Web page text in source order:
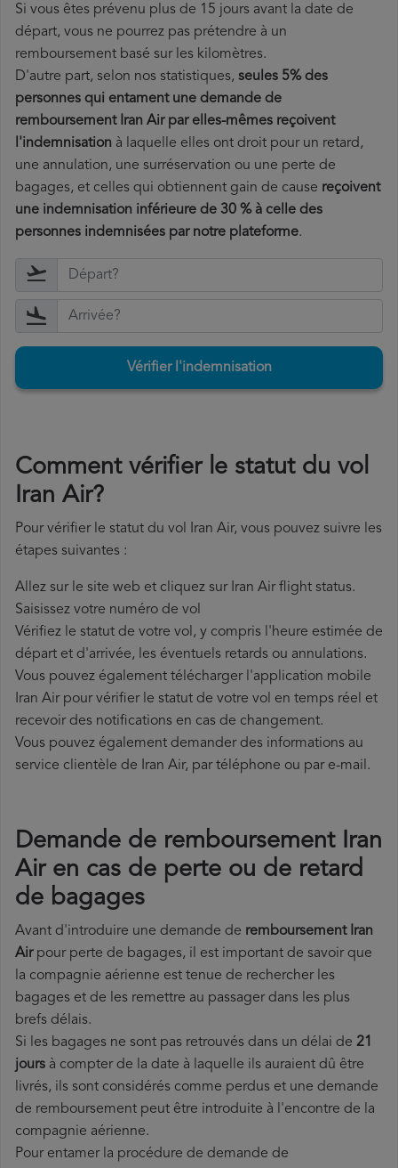
Si vous êtes prévenu plus de 15 jours avant la date de
départ, vous ne pourrez pas prétendre à un
remboursement basé sur les kilomètres.
D'autre part, selon nos statistiques, seules 5% des
personnes qui entament une demande de
remboursement Iran Air par elles-mêmes reçoivent
l'indemnisation à laquelle elles ont droit pour un retard,
une annulation, une surréservation ou une perte de
bagages, et celles qui obtiennent gain de cause reçoivent
une indemnisation inférieure de 30 % à celle des
personnes indemnisées par notre plateforme.
Vérifier l'indemnisation
Comment vérifier le statut du vol
Iran Air?
Pour vérifier le statut du vol Iran Air, vous pouvez suivre les
étapes suivantes :
Allez sur le site web et cliquez sur Iran Air flight status.
Saisissez votre numéro de vol
Vérifiez le statut de votre vol, y compris l'heure estimée de
départ et d'arrivée, les éventuels retards ou annulations.
Vous pouvez également télécharger l'application mobile
Iran Air pour vérifier le statut de votre vol en temps réel et
recevoir des notifications en cas de changement.
Vous pouvez également demander des informations au
service clientèle de Iran Air, par téléphone ou par e-mail.
Demande de remboursement Iran
Air en cas de perte ou de retard
de bagages
Avant d'introduire une demande de remboursement Iran
Airpour perte de bagages, il est important de savoir que
la compagnie aérienne est tenue de rechercher les
bagages et de les remettre au passager dans les plus
brefs délais.
Si les bagages ne sont pas retrouvés dans un délai de 21
jours à compter de la date à laquelle ils auraient dû être
livrés, ils sont considérés comme perdus et une demande
de remboursement peut être introduite à l'encontre de la
compagnie aérienne.
Pour entamer la procédure de demande de